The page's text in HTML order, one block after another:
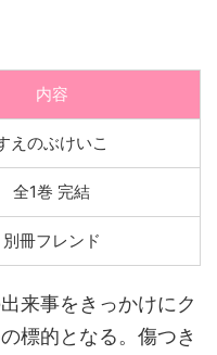
内容
えのぶけいこ
全1巻 完結
別冊フレンド
来事をきっかけにク
標的となる。傷つき